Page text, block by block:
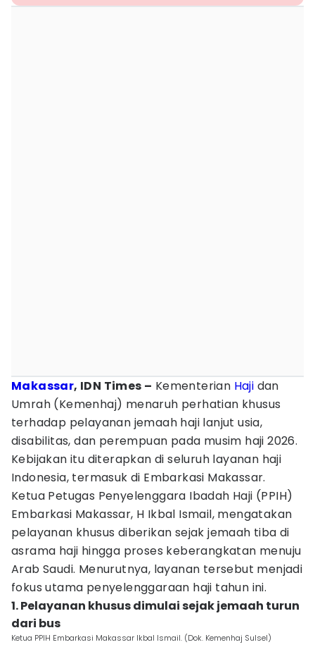
Makassar, IDN Times – Kementerian Haji dan
Umrah (Kemenhaj) menaruh perhatian khusus
terhadap pelayanan jemaah haji lanjut usia,
disabilitas, dan perempuan pada musim haji 2026.
Kebijakan itu diterapkan di seluruh layanan haji
Indonesia, termasuk di Embarkasi Makassar.
Ketua Petugas Penyelenggara Ibadah Haji (PPIH)
Embarkasi Makassar, H Ikbal Ismail, mengatakan
pelayanan khusus diberikan sejak jemaah tiba di
asrama haji hingga proses keberangkatan menuju
Arab Saudi. Menurutnya, layanan tersebut menjadi
fokus utama penyelenggaraan haji tahun ini.
1. Pelayanan khusus dimulai sejak jemaah turun
dari bus
Ketua PPIH Embarkasi Makassar Ikbal Ismail. (Dok. Kemenhaj Sulsel)